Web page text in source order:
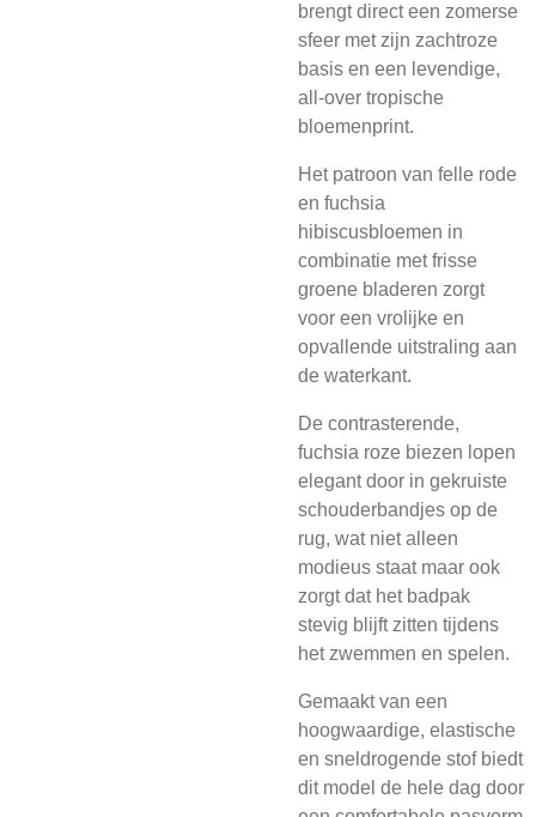
brengt direct een zomerse
sfeer met zijn zachtroze
basis en een levendige,
all-over tropische
bloemenprint.
Het patroon van felle rode
en fuchsia
hibiscusbloemen in
combinatie met frisse
groene bladeren zorgt
voor een vrolijke en
opvallende uitstraling aan
de waterkant.
De contrasterende,
fuchsia roze biezen lopen
elegant door in gekruiste
schouderbandjes op de
rug, wat niet alleen
modieus staat maar ook
zorgt dat het badpak
stevig blijft zitten tijdens
het zwemmen en spelen.
Gemaakt van een
hoogwaardige, elastische
en sneldrogende stof biedt
dit model de hele dag door